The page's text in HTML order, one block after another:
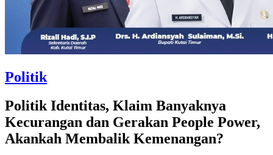
Politik
Politik Identitas, Klaim Banyaknya
Kecurangan dan Gerakan People Power,
Akankah Membalik Kemenangan?